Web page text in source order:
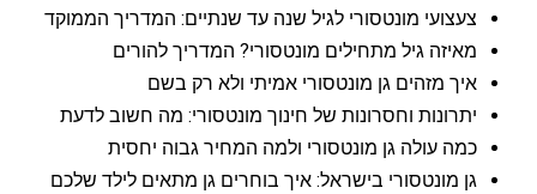
צעצועי מונטסורי לגיל שנה עד שנתיים: המדריך הממוקד
מאיזה גיל מתחילים מונטסורי? המדריך להורים
איך מזהים גן מונטסורי אמיתי ולא רק בשם
יתרונות וחסרונות של חינוך מונטסורי: מה חשוב לדעת
כמה עולה גן מונטסורי ולמה המחיר גבוה יחסית
גן מונטסורי בישראל: איך בוחרים גן מתאים לילד שלכם